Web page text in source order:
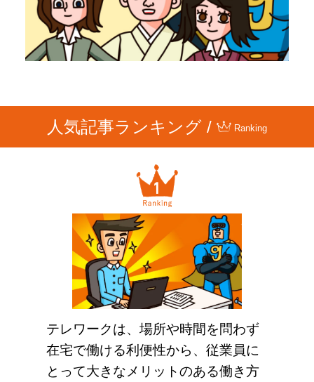
人気記事ランキング / Ranking
テレワークは、場所や時間を問わず
在宅で働ける利便性から、従業員に
とって大きなメリットのある働き方